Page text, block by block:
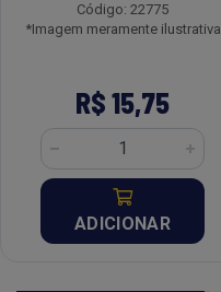
Código: 22775
*Imagem meramente ilustrativa
R$ 15,75
ADICIONAR